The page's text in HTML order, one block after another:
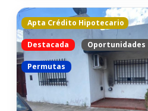
Apta Crédito Hipotecario
Destacada Oportunidades
Permutas